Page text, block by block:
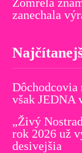
zanechala
Dôchodcovia
však JEDNA
„Živý
rok 2026 už
desivejšia